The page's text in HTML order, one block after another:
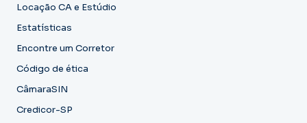
Locação CA e Estúdio
Estatísticas
Encontre um Corretor
Código de ética
CâmaraSIN
Credicor-SP